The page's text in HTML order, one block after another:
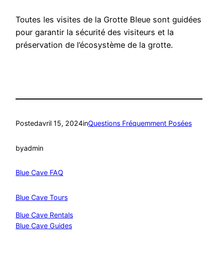
Toutes les visites de la Grotte Bleue sont guidées
pour garantir la sécurité des visiteurs et la
préservation de l’écosystème de la grotte.
Postedavril 15, 2024inQuestions Fréquemment Posées
byadmin
Blue Cave FAQ
Blue Cave Tours
Blue Cave Rentals
Blue Cave Guides